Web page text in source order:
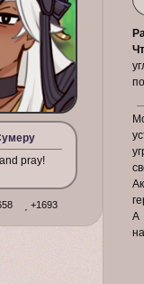
pray!
+1693
А